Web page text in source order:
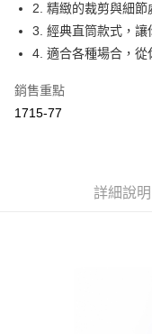
付款後全家取貨
每筆NT$60，滿
2. 精緻的裁剪與細
3. 經典直筒款式，
4. 適合各種場合，從
銷售重點
1715-77
詳細說明